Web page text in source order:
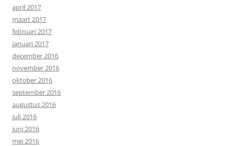
april 2017
maart 2017
februari 2017
januari 2017
december 2016
november 2016
oktober 2016
september 2016
augustus 2016
juli 2016
juni 2016
mei 2016